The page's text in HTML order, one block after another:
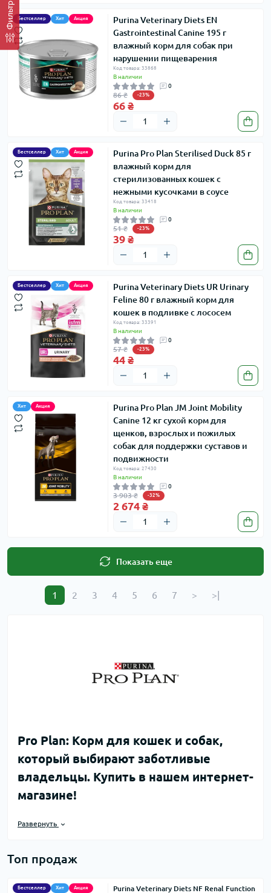
Фильтр Бестселлер Хит Акция
Purina Veterinary Diets EN
Gastrointestinal Canine 195 г
влажный корм для собак при
нарушении пищеварения
Код товара: 33868
В наличии
0
86 ₴ -23%
66 ₴
Бестселлер Хит Акция
Purina Pro Plan Sterilised Duck 85 г
влажный корм для
стерилизованных кошек с
нежными кусочками в соусе
Код товара: 33418
В наличии
0
51 ₴ -23%
39 ₴
Бестселлер Хит Акция
Purina Veterinary Diets UR Urinary
Feline 80 г влажный корм для
кошек в подливке с лососем
Код товара: 33391
В наличии
0
57 ₴ -23%
44 ₴
Хит Акция
Purina Pro Plan JM Joint Mobility
Canine 12 кг сухой корм для
щенков, взрослых и пожилых
собак для поддержки суставов и
подвижности
Код товара: 27430
В наличии
0
3 903 ₴ -32%
2 674 ₴
Показать еще
1 2 3 4 5 6 7 > >|
Pro Plan: Корм для кошек и собак,
который выбирают заботливые
владельцы. Купить в нашем интернет-
магазине!
Тогда вы наверняка знаете, насколько важно правильно
который обеспечивает сбалансированное питание и
жизни.
Развернуть
Топ продаж
Бестселлер Хит Акция Purina Veterinary Diets NF Renal Function